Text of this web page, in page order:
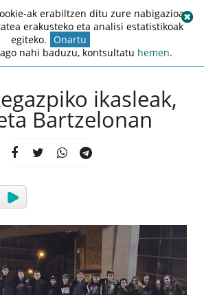
ikasleak,
Bartzelonan
ak erabiltzen ditu zure nabigazioa
erakusteko eta analisi estatistikoak
egiteko. Onartu
nahi baduzu, kontsultatu hemen.